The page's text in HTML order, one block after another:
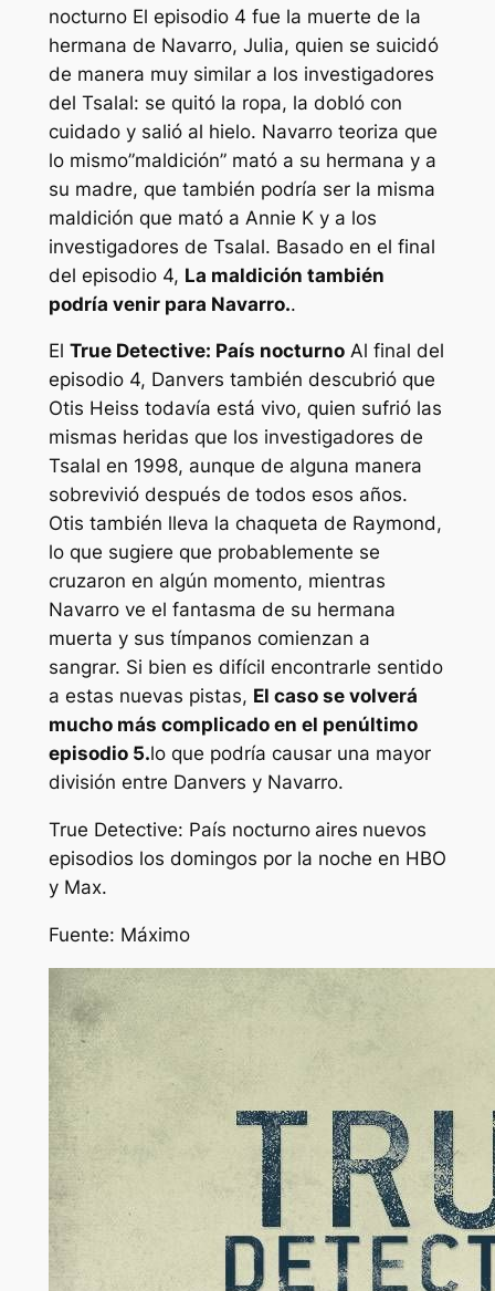
nocturnoEl episodio 4 fue la muerte de la
hermana de Navarro, Julia, quien se suicidó
de manera muy similar a los investigadores
del Tsalal: se quitó la ropa, la dobló con
cuidado y salió al hielo. Navarro teoriza que
lo mismo”maldición” mató a su hermana y a
su madre, que también podría ser la misma
maldición que mató a Annie K y a los
investigadores de Tsalal. Basado en el final
del episodio 4, La maldición también
podría venir para Navarro..
El True Detective: País nocturnoAl final del
episodio 4, Danvers también descubrió que
Otis Heiss todavía está vivo, quien sufrió las
mismas heridas que los investigadores de
Tsalal en 1998, aunque de alguna manera
sobrevivió después de todos esos años.
Otis también lleva la chaqueta de Raymond,
lo que sugiere que probablemente se
cruzaron en algún momento, mientras
Navarro ve el fantasma de su hermana
muerta y sus tímpanos comienzan a
sangrar. Si bien es difícil encontrarle sentido
a estas nuevas pistas, El caso se volverá
mucho más complicado en el penúltimo
episodio 5.lo que podría causar una mayor
división entre Danvers y Navarro.
True Detective: País nocturno aires nuevos
episodios los domingos por la noche en HBO
y Max.
Fuente: Máximo